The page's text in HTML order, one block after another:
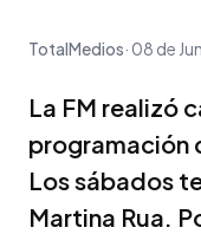
TotalMedios 08 de
La FM realizó
programación
Los sábados
Martina Rua.